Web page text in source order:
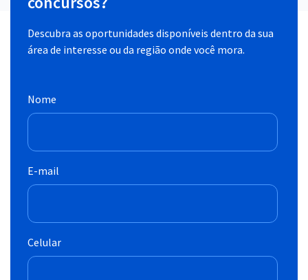
Descubra as oportunidades disponíveis dentro da sua
área de interesse ou da região onde você mora.
Nome
E-mail
Celular